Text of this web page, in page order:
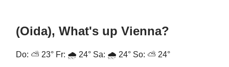
(Oida), What's up Vienna?
Do: ⛅ 23° Fr: 🌧️ 24° Sa: 🌧️ 24° So: ⛅ 24°